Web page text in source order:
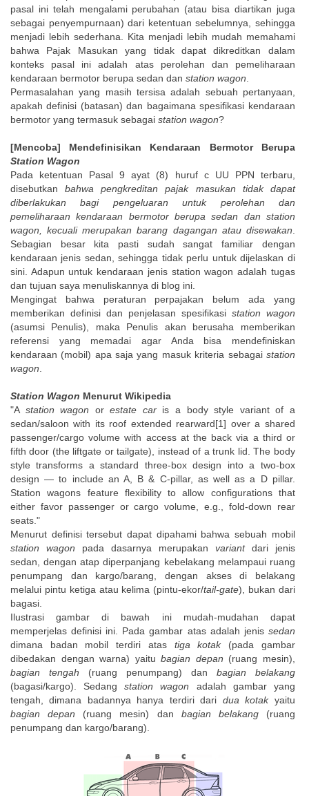
pasal ini telah mengalami perubahan (atau bisa diartikan juga
sebagai penyempurnaan) dari ketentuan sebelumnya, sehingga
menjadi lebih sederhana. Kita menjadi lebih mudah memahami
bahwa Pajak Masukan yang tidak dapat dikreditkan dalam
konteks pasal ini adalah atas perolehan dan pemeliharaan
kendaraan bermotor berupa sedan dan station wagon
Permasalahan yang masih tersisa adalah sebuah pertanyaan,
apakah definisi (batasan) dan bagaimana spesifikasi kendaraan
bermotor yang termasuk sebagai station wagon?
[Mencoba] Mendefinisikan Kendaraan Bermotor Berupa
Station Wagon
Pada ketentuan Pasal 9 ayat (8) huruf c UU PPN terbaru,
disebutkanbahwa pengkreditan pajak masukan tidak dapat
diberlakukan bagi pengeluaran untuk perolehan dan
pemeliharaan kendaraan bermotor berupa sedan dan station
wagon, kecuali merupakan barang dagangan atau disewakan
Sebagian besar kita pasti sudah sangat familiar dengan
kendaraan jenis sedan, sehingga tidak perlu untuk dijelaskan di
sini. Adapun untuk kendaraan jenis station wagon adalah tugas
dan tujuan saya menuliskannya di blog ini.
Mengingat bahwa peraturan perpajakan belum ada yang
memberikan definisi dan penjelasan spesifikasi station wagon
(asumsi Penulis), maka Penulis akan berusaha memberikan
referensi yang memadai agar Anda bisa mendefiniskan
kendaraan (mobil) apa saja yang masuk kriteria sebagai station
wagon
Station Wagon Menurut Wikipedia
"A station wagon orestate caris a body style variant of a
sedan/saloon with its roof extended rearward[1] over a shared
passenger/cargo volume with access at the back via a third or
fifth door (the liftgate or tailgate), instead of a trunk lid. The body
style transforms a standard three-box design into a two-box
design — to include an A, B & C-pillar, as well as a D pillar.
Station wagons feature flexibility to allow configurations that
either favor passenger or cargo volume, e.g., fold-down rear
seats."
Menurut definisi tersebut dapat dipahami bahwa sebuah mobil
station wagon pada dasarnya merupakan variantdari jenis
sedan, dengan atap diperpanjang kebelakang melampaui ruang
penumpang dan kargo/barang, dengan akses di belakang
melalui pintu ketiga atau kelima (pintu-ekor/tail-gate), bukan dari
bagasi.
Ilustrasi gambar di bawah ini mudah-mudahan dapat
memperjelas definisi ini. Pada gambar atas adalah jenis sedan
dimana badan mobil terdiri atas tiga kotak(pada gambar
dibedakan dengan warna) yaitubagian depan (ruang mesin),
bagian tengah (ruang penumpang) dan bagian belakang
(bagasi/kargo). Sedangstation wagon adalah gambar yang
tengah, dimana badannya hanya terdiri dari dua kotakyaitu
bagian depan (ruang mesin) dan bagian belakang(ruang
penumpang dan kargo/barang).